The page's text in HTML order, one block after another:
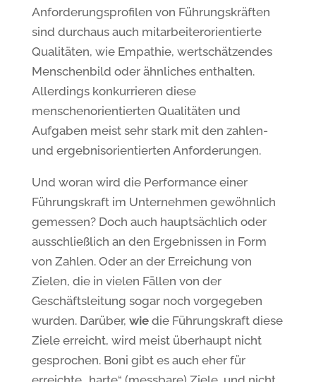
Anforderungsprofilen von Führungskräften
sind durchaus auch mitarbeiterorientierte
Qualitäten, wie Empathie, wertschätzendes
Menschenbild oder ähnliches enthalten.
Allerdings konkurrieren diese
menschenorientierten Qualitäten und
Aufgaben meist sehr stark mit den zahlen-
und ergebnisorientierten Anforderungen.
Und woran wird die Performance einer
Führungskraft im Unternehmen gewöhnlich
gemessen? Doch auch hauptsächlich oder
ausschließlich an den Ergebnissen in Form
von Zahlen. Oder an der Erreichung von
Zielen, die in vielen Fällen von der
Geschäftsleitung sogar noch vorgegeben
wurden. Darüber, wiedie Führungskraft diese
Ziele erreicht, wird meist überhaupt nicht
gesprochen. Boni gibt es auch eher für